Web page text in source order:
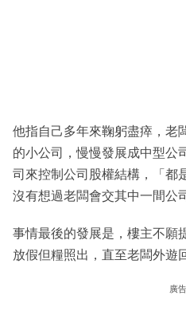
他指自己多年來鞠躬盡瘁，老
的小公司，慢慢發展成中型公
司來控制公司股權結構，「都
沒有想過老闆會交其中一間公
事情最後的發展是，樓主不願
放假但糧照出，直至老闆外遊
廣告